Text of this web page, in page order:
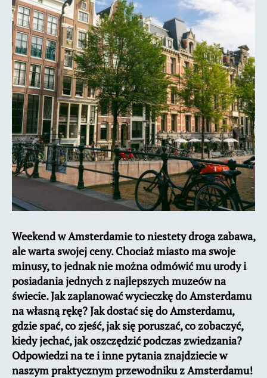
Weekend w Amsterdamie to niestety droga zabawa,
ale warta swojej ceny. Chociaż miasto ma swoje
minusy, to jednak nie można odmówić mu urody i
posiadania jednych z najlepszych muzeów na
świecie. Jak zaplanować wycieczkę do Amsterdamu
na własną rękę? Jak dostać się do Amsterdamu,
gdzie spać, co zjeść, jak się poruszać, co zobaczyć,
kiedy jechać, jak oszczędzić podczas zwiedzania?
Odpowiedzi na te i inne pytania znajdziecie w
naszym praktycznym przewodniku z Amsterdamu!